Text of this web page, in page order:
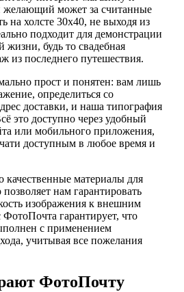
может за считанные
на холсте 30х40, не выходя из
подходит для демонстрации
будь то свадебная
из последнего путешествия.
прост и понятен: вам лишь
определиться со
доставки, и наша типография
это доступно через удобный
или мобильного приложения,
доступным в любое время и
качественные материалы для
позволяет нам гарантировать
изображения к внешним
гарантирует, что
с применением
учитывая все пожелания
ФотоПочту